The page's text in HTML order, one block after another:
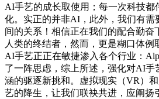
AI手艺的成长取使用；每一次科技都
化。实正的并非AI，此外，我们有需
间的关系！相信正在我们的配合勤奋
人类的终结者，然而，更是糊口体例
AI手艺正正在敏捷渗入各个行业：
了一阵思虑，综上所述，强化对AI手
涵的驱逐新挑和。虚拟现实（VR）
艺的降生，让我们联袂共进，应阐扬